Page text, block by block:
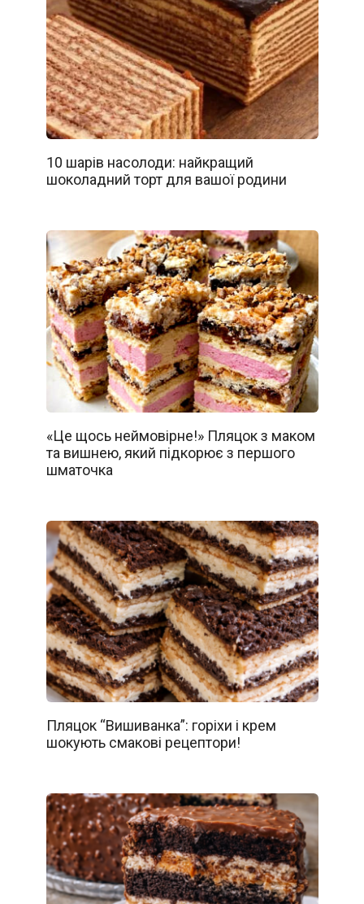
10 шарів насолоди: найкращий
шоколадний торт для вашої родини
«Це щось неймовірне!» Пляцок з маком
та вишнею, який підкорює з першого
шматочка
Пляцок “Вишиванка”: горіхи і крем
шокують смакові рецептори!